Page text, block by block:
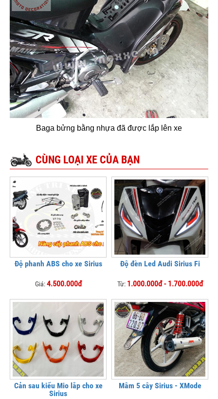
Baga bửng bằng nhựa đã được lắp lên xe
CÙNG LOẠI XE CỦA BẠN
Độ phanh ABS cho xe Sirius
Giá:4.500.000đ
Độ đèn Led Audi Sirius Fi
Từ: 1.000.000đ - 1.700.000đ
Cản sau kiểu Mio lắp cho xe
Sirius
Mâm 5 cây Sirius - XMode